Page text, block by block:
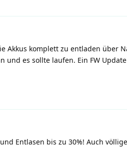
Akkus komplett zu entladen über
und es sollte laufen. Ein FW
Entlasen bis zu 30%! Auch völlige